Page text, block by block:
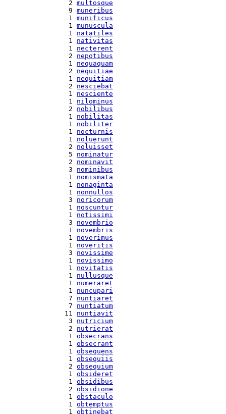
  2
multosque
  9
muneribus
  1
munificus
  1
munuscula
  1
natatiles
  1
nativitas
  1
necterent
  2
nepotibus
  1
nequaquam
  2
nequitiae
  1
nequitiam
  2
nesciebat
  1
nesciente
  1
nilominus
  2
nobilibus
  1
nobilitas
  1
nobiliter
  1
nocturnis
  1
noluerunt
  2
noluisset
  5
nominatur
  2
nominavit
  3
nominibus
  1
nomismata
  1
nonaginta
  1
nonnullos
  3
noricorum
  1
noscuntur
  1
notissimi
  3
novembrio
  1
novembris
  1
noverimus
  1
noveritis
  3
novissime
  1
novissimo
  1
novitatis
  1
nullusque
  1
numeraret
  1
nuncupari
  7
nuntiaret
  7
nuntiatum
11 nuntiavit
  3
nutricium
  2
nutrierat
  1
obsecrans
  1
obsecrant
  1
obsequens
  1
obsequiis
  2
obsequium
  1
obsideret
  1
obsidibus
  2
obsidione
  1
obstaculo
  1
obtemptus
  1
obtinebat